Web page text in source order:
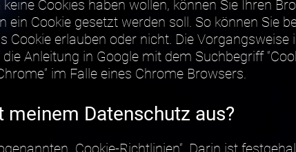
Cookies haben wollen, können Sie Ihren
Cookie gesetzt werden soll. So können Sie
Cookie erlauben oder nicht. Die
Anleitung in Google mit dem Suchbegriff
im Falle eines Chrome Browsers.
meinem Datenschutz aus?
„Cookie-Richtlinien“. Darin ist